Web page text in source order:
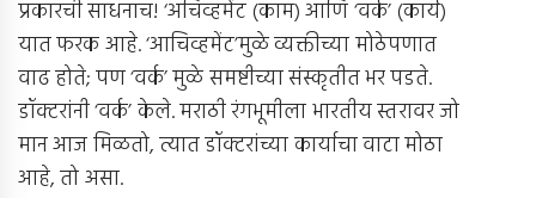
प्रकारची साधनाच! ‘अचिव्हमेंट (काम) आणि ‘वर्क’ (कार्य)
यात फरक आहे. ‘आचिव्हमेंट’मुळे व्यक्तीच्या मोठेपणात
वाढ होते; पण ‘वर्क’ मुळे समष्टीच्या संस्कृतीत भर पडते.
डॉक्टरांनी ‘वर्क’ केले. मराठी रंगभूमीला भारतीय स्तरावर जो
मान आज मिळतो, त्यात डॉक्टरांच्या कार्याचा वाटा मोठा
आहे, तो असा.